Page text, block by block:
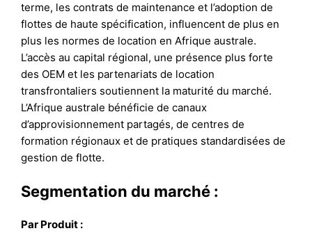
terme, les contrats de maintenance et l’adoption de
flottes de haute spécification, influencent de plus en
plus les normes de location en Afrique australe.
L’accès au capital régional, une présence plus forte
des OEM et les partenariats de location
transfrontaliers soutiennent la maturité du marché.
L’Afrique australe bénéficie de canaux
d’approvisionnement partagés, de centres de
formation régionaux et de pratiques standardisées de
gestion de flotte.
Segmentation du marché :
Par Produit :